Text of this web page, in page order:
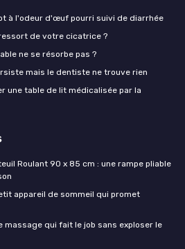
à l'odeur d'œuf pourri suivi de diarrhée
de votre cicatrice ?
ne se résorbe pas ?
mais le dentiste ne trouve rien
une table de lit médicalisée par la
Roulant 90 x 85 cm : une rampe pliable
appareil de sommeil qui promet
massage qui fait le job sans exploser le